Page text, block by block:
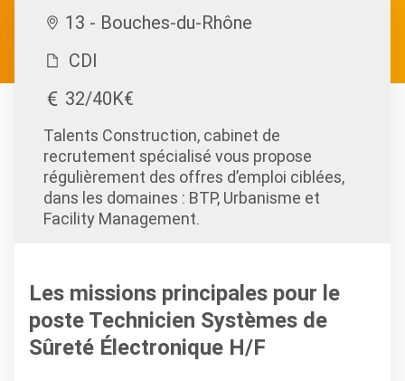
13 - Bouches-du-Rhône
CDI
32/40K€
Talents Construction, cabinet de
recrutement spécialisé vous propose
régulièrement des offres d’emploi ciblées,
dans les domaines : BTP, Urbanisme et
Facility Management.
Les missions principales pour le
poste Technicien Systèmes de
Sûreté Électronique H/F